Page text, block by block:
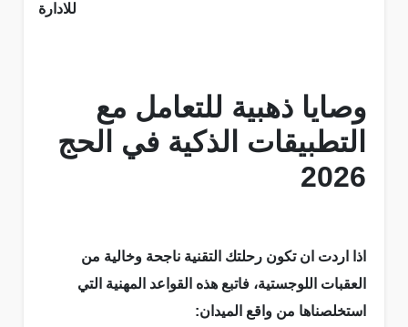
للادارة
وصايا ذهبية للتعامل مع
التطبيقات الذكية في الحج
2026
اذا اردت ان تكون رحلتك التقنية ناجحة وخالية من
العقبات اللوجستية، فاتبع هذه القواعد المهنية التي
استخلصناها من واقع الميدان: